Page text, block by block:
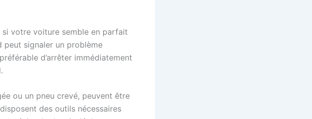
votre voiture semble en parfait
peut signaler un problème
d’arrêter immédiatement
ou un pneu crevé, peuvent être
des outils nécessaires